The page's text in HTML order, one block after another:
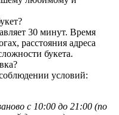
30 минут. Время
расстояния адреса
букета.
условий:
с 10:00 до 21:00 (по